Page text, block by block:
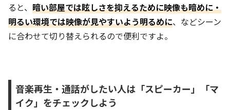
ると、 暗い部屋では眩しさを抑えるために映像も暗めに・
明るい環境では映像が見やすいよう明るめに、などシーン
に合わせて切り替えられるので便利ですよ。
音楽再生・通話がしたい人は「スピーカー」「マ
イク」をチェックしよう